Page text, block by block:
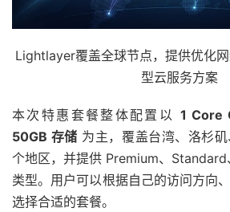
Lightlayer覆盖全球节点，提供优化
型云服务方案
本次特惠套餐整体配置以 1 Core
50GB 存储 为主，覆盖台湾、洛杉
个地区，并提供 Premium、
类型。用户可以根据自己的访问方向
选择合适的套餐。